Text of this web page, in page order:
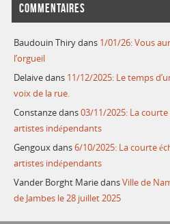
COMMENTAIRES
Baudouin Thirydans 1/01/26: Vous
l’orgueil
Delaivedans 11/12/2025: Le temps
voix de la rue.
Constanzedans03/11/2025: La
artistes indépendants
Gengouxdans6/10/2025: La courte
artistes indépendants
Vander Borght MariedansVille de
de Jambes le 28 juillet 2025